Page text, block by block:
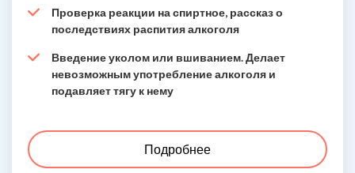
Проверка реакции на спиртное, рассказ о
последствиях распития алкоголя
Введение уколом или вшиванием. Делает
невозможным употребление алкоголя и
подавляет тягу к нему
Подробнее